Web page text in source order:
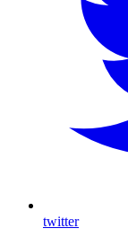
twitter